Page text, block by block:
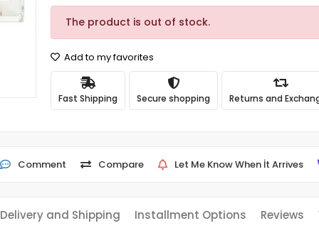
The product is out of stock.
Add to my favorites
Fast Shipping Secure shopping Returns and
Comment Compare Let Me Know When İt Arrives
Delivery and Shipping Installment Options Reviews